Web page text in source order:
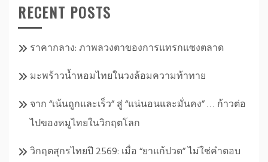
RECENT POSTS
ราคากลาง: ภาพลวงตาของการแทรกแซงตลาด
มะพร้าวน้ำหอมไทยในวงล้อมความท้าทาย
จาก “เน้นถูกและเร็ว” สู่ “แน่นอนและมั่นคง” … ก้าวต่อ
ไปของหมูไทยในวิกฤตโลก
วิกฤตสุกรไทยปี 2569: เมื่อ “ยาแก้ปวด” ไม่ใช่คำตอบ